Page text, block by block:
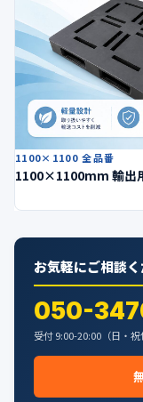
1100×1100 全品番
1100×1100mm 輸出
お気軽にご相談
050-
受付 9:00-20:00（日・祝